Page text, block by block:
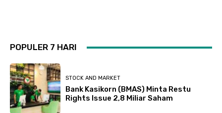
POPULER 7 HARI
STOCK AND MARKET
Bank Kasikorn (BMAS) Minta Restu
Rights Issue 2,8 Miliar Saham